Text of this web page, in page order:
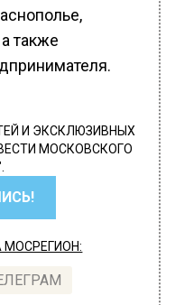
также
И ЭКСКЛЮЗИВНЫХ
МОСКОВСКОГО